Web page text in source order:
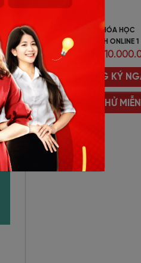
KHÓA HỌC
TIẾNG ANH ONLINE 1
ƯU ĐÃI
ĐĂNG KÝ
HỌC THỬ MIỄN